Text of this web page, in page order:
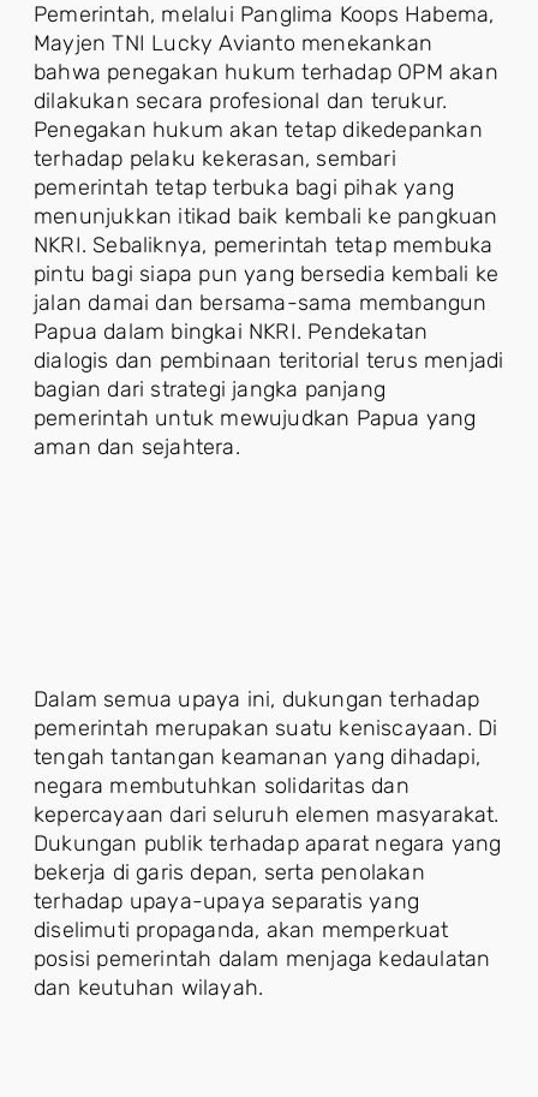
Pemerintah, melalui Panglima Koops Habema,
Mayjen TNI Lucky Avianto menekankan
bahwa penegakan hukum terhadap OPM akan
dilakukan secara profesional dan terukur.
Penegakan hukum akan tetap dikedepankan
terhadap pelaku kekerasan, sembari
pemerintah tetap terbuka bagi pihak yang
menunjukkan itikad baik kembali ke pangkuan
NKRI. Sebaliknya, pemerintah tetap membuka
pintu bagi siapa pun yang bersedia kembali ke
jalan damai dan bersama-sama membangun
Papua dalam bingkai NKRI. Pendekatan
dialogis dan pembinaan teritorial terus menjadi
bagian dari strategi jangka panjang
pemerintah untuk mewujudkan Papua yang
aman dan sejahtera.
Dalam semua upaya ini, dukungan terhadap
pemerintah merupakan suatu keniscayaan. Di
tengah tantangan keamanan yang dihadapi,
negara membutuhkan solidaritas dan
kepercayaan dari seluruh elemen masyarakat.
Dukungan publik terhadap aparat negara yang
bekerja di garis depan, serta penolakan
terhadap upaya-upaya separatis yang
diselimuti propaganda, akan memperkuat
posisi pemerintah dalam menjaga kedaulatan
dan keutuhan wilayah.